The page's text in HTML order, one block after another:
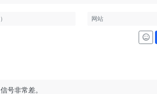
号非常差。